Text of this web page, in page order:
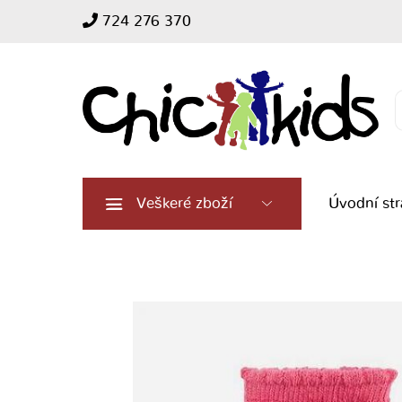
724 276 370
Veškeré zboží Úvodní